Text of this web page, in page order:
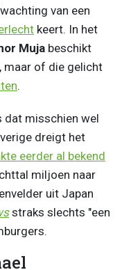
van een
keert. In het
Muja beschikt
maar of die gelicht
.
dat misschien wel
dreigt het
eerder al bekend
miljoen naar
uit Japan
straks slechts "een